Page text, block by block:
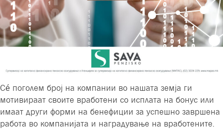
Сé поголем број на компании во нашата земја ги
мотивираат своите вработени со исплата на бонус или
имаат други форми на бенефиции за успешно завршена
работа во компанијата и наградување на вработените.